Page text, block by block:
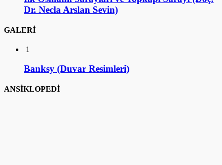
Dr. Necla Arslan Sevin)
GALERİ
1
Banksy (Duvar Resimleri)
ANSİKLOPEDİ